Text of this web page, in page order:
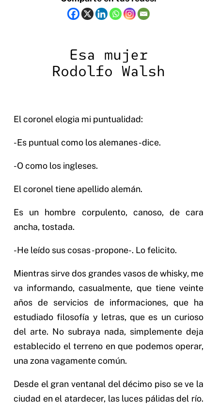
Esa mujer
Rodolfo Walsh
El coronel elogia mi puntualidad:
-Es puntual como los alemanes -dice.
-O como los ingleses.
El coronel tiene apellido alemán.
Es un hombre corpulento, canoso, de cara
ancha, tostada.
-He leído sus cosas -propone-. Lo felicito.
Mientras sirve dos grandes vasos de whisky, me
va informando, casualmente, que tiene veinte
años de servicios de informaciones, que ha
estudiado filosofía y letras, que es un curioso
del arte. No subraya nada, simplemente deja
establecido el terreno en que podemos operar,
una zona vagamente común.
Desde el gran ventanal del décimo piso se ve la
ciudad en el atardecer, las luces pálidas del río.